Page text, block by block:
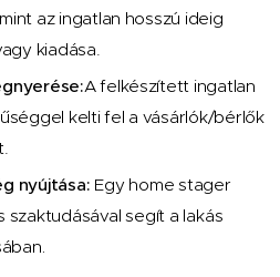
az ingatlan hosszú ideig
kiadása.
A felkészített ingatlan
kelti fel a vásárlók/bérlők
nyújtása: Egy home stager
szaktudásával segít a lakás
.